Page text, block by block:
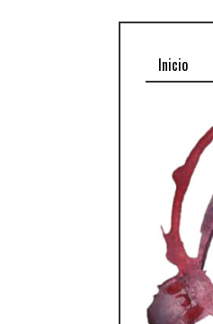
Inicio